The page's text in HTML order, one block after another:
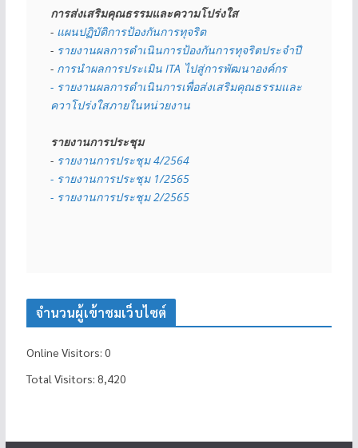
การส่งเสริมคุณธรรมและความโปร่งใส
- แผนปฏิบัติการป้องกันการทุจริต
- รายงานผลการดำเนินการป้องกันการทุจริตประจำปี
- การนำผลการประเมิน ITA ไปสู่การพัฒนาองค์กร
- รายงานผลการดำเนินการเพื่อส่งเสริมคุณธรรมและ
ควาโปร่งใสภายในหน่วยงาน
รายงานการประชุม
- รายงานการประชุม 4/2564
- รายงานการประชุม 1/2565
- รายงานการประชุม 2/2565
จำนวนผู้เข้าชมเว็บไซต์
Online Visitors: 0
Total Visitors: 8,420